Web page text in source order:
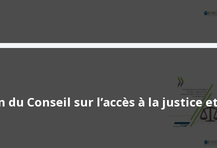
du Conseil sur l’accès à la justice